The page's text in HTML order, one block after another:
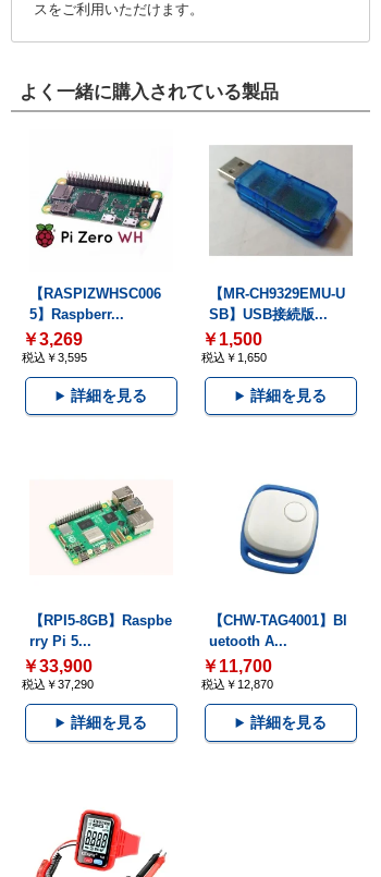
スをご利用いただけます。
よく一緒に購入されている製品
【RASPIZWHSC006
5】Raspberr...
￥3,269
税込￥3,595
詳細を見る
【MR-CH9329EMU-U
SB】USB接続版...
￥1,500
税込￥1,650
詳細を見る
【RPI5-8GB】Raspbe
rry Pi 5...
￥33,900
税込￥37,290
詳細を見る
【CHW-TAG4001】Bl
uetooth A...
￥11,700
税込￥12,870
詳細を見る